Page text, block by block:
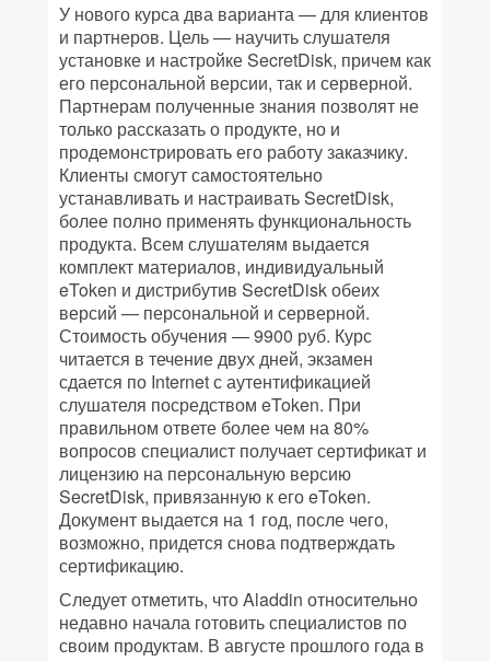
У нового курса два варианта — для клиентов
и партнеров. Цель — научить слушателя
установке и настройке SecretDisk, причем как
его персональной версии, так и серверной.
Партнерам полученные знания позволят не
только рассказать о продукте, но и
продемонстрировать его работу заказчику.
Клиенты смогут самостоятельно
устанавливать и настраивать SecretDisk,
более полно применять функциональность
продукта. Всем слушателям выдается
комплект материалов, индивидуальный
eToken и дистрибутив SecretDisk обеих
версий — персональной и серверной.
Стоимость обучения — 9900 руб. Курс
читается в течение двух дней, экзамен
сдается по Internet с аутентификацией
слушателя посредством eToken. При
правильном ответе более чем на 80%
вопросов специалист получает сертификат и
лицензию на персональную версию
SecretDisk, привязанную к его eToken.
Документ выдается на 1 год, после чего,
возможно, придется снова подтверждать
сертификацию.
Следует отметить, что Aladdin относительно
недавно начала готовить специалистов по
своим продуктам. В августе прошлого года в